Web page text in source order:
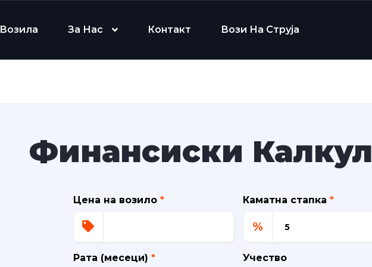
Возила За Нас Контакт Вози На Струја
Финансиски
Цена на возило * Каматна стапка *
%
Рата (месеци) * Учество